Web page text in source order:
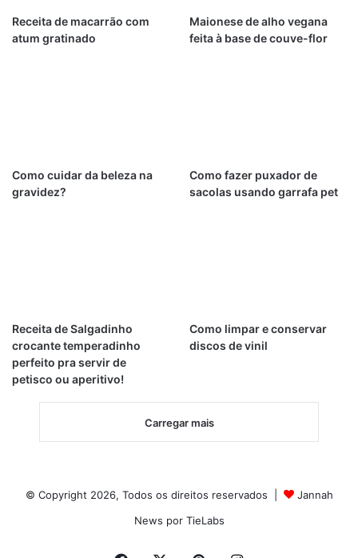
Receita de macarrão com
atum gratinado
Maionese de alho vegana
feita à base de couve-flor
Como cuidar da beleza na
gravidez?
Como fazer puxador de
sacolas usando garrafa pet
Receita de Salgadinho
crocante temperadinho
perfeito pra servir de
petisco ou aperitivo!
Como limpar e conservar
discos de vinil
Carregar mais
© Copyright 2026, Todos os direitos reservados |
Jannah
News por TieLabs